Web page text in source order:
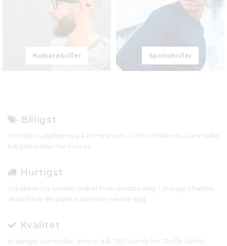
Natkørebriller Sportsbriller
Billigst
Vi holder udgifterne på et minimum. Derfor finder du Danmarks
billigste briller her hos os.
Hurtigst
Vi pakker og sender ordrer hver eneste dag. I mange tilfælde
vil du have din pakke allerede næste dag.
Kvalitet
Vi sælger kun briller, som vi står 100 % inde for. Du får derfor